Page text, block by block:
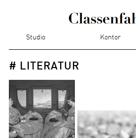
Studio Kontor
# LITERATUR